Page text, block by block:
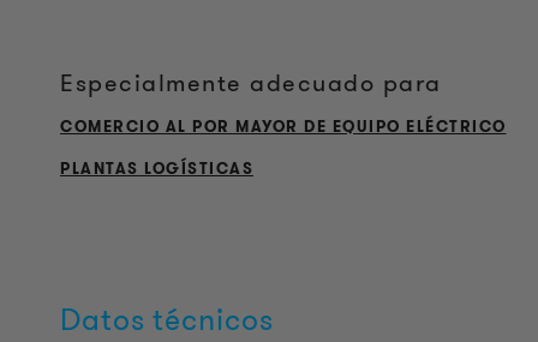
Especialmente adecuado para
COMERCIO AL POR MAYOR DE EQUIPO ELÉCTRICO
PLANTAS LOGÍSTICAS
Datos técnicos